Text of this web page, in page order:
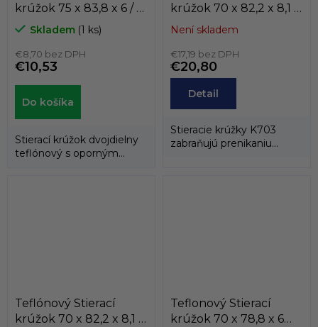
krúžok 75 x 83,8 x 6 / 6
AD60 PTFE
Dichtomatik
Skladem (1 ks)
€8,70 bez DPH
€10,53
Do košíka
Stierací krúžok dvojdielny
teflónový s oporným
krúžok 70 x 82,2 x 8,1 /
8,1 K703-070
KASTAS
Není skladem
€17,19 bez DPH
€20,80
Detail
Stieracie krúžky K703
zabraňujú prenikaniu
Teflónový Stierací
krúžok 70 x 82,2 x 8,1 /
Teflonový Stierací
krúžok 70 x 78,8 x 6